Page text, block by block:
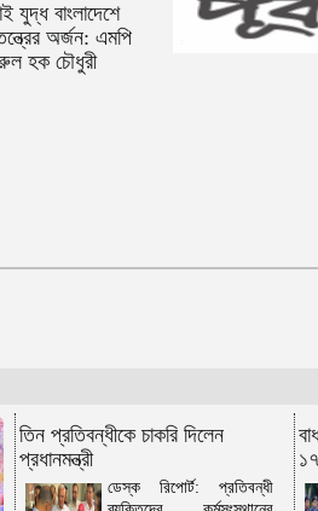
যুদ্ধ বাংলাদেশে
অর্জন: এমপি
হক চৌধুরী
কুমিল্লায়
গ্রেপ্তার দ্বিতীয়
গত ২৪ ঘণ্টায়
কুমিল্লায়
তিন প্রতিবন্ধীকে চাকরি দিলেন
প্রধানমন্ত্রী
ডেস্ক রিপোর্ট: প্রতিবন্ধী